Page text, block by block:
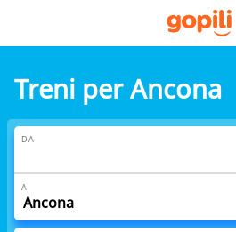
Treni per Ancona
DA
A